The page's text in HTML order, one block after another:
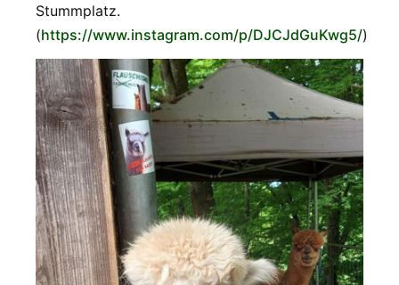
Stummplatz.
(https://www.instagram.com/p/DJCJdGuKwg5/)